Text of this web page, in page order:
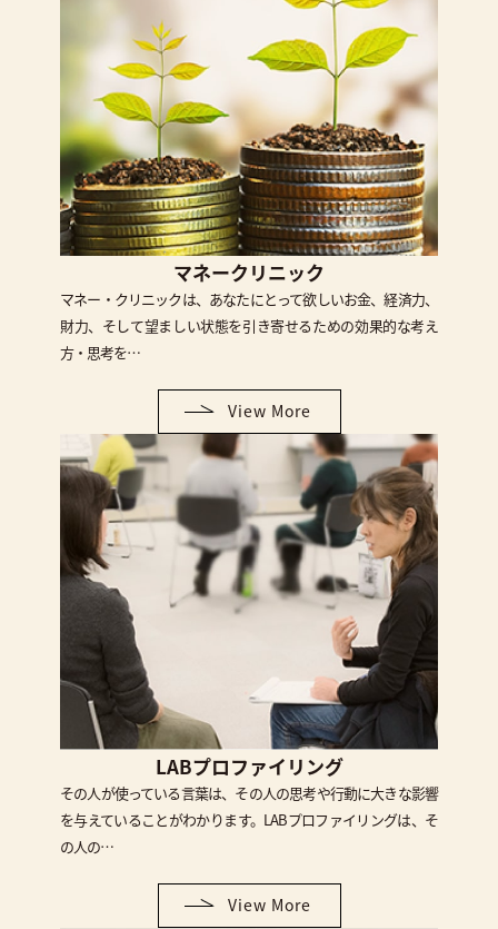
マネークリニック
マネー・クリニックは、あなたにとって欲しいお金、経済力、
財力、そして望ましい状態を引き寄せるための効果的な考え
方・思考を…
View More
LABプロファイリング
その人が使っている言葉は、その人の思考や行動に大きな影響
を与えていることがわかります。LABプロファイリングは、そ
の人の…
View More